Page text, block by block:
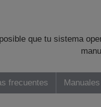
que tu sistema
frecuentes